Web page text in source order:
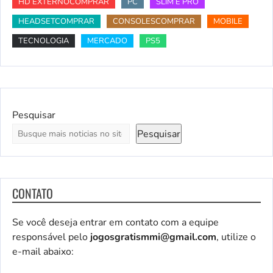
HEADSETCOMPRAR
CONSOLESCOMPRAR
MOBILE
TECNOLOGIA
MERCADO PS5
Pesquisar
Pesquisar
CONTATO
Se você deseja entrar em contato com a equipe
responsável pelojogosgratismmi@gmail.com, utilize o
e-mail abaixo: